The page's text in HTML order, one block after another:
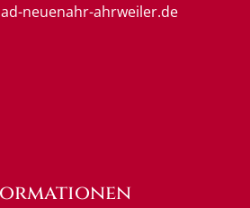
neuenahr-ahrweiler.de